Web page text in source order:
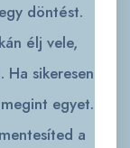
döntést.
élj vele,
Ha sikeresen
egyet.
a